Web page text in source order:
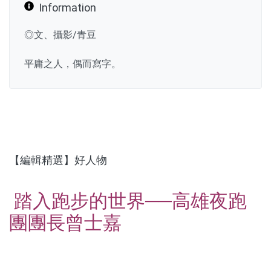
Information
◎文、攝影/青豆
平庸之人，偶而寫字。
【編輯精選】好人物
踏入跑步的世界──高雄夜跑
團團長曾士嘉